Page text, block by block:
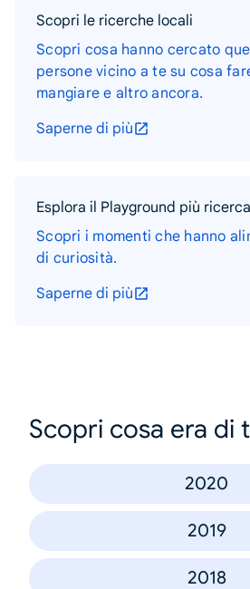
Scopri le ricerche locali
Scopri cosa hanno cercato
persone vicino a te su cosa
mangiare e altro ancora.
Saperne di più
Esplora il Playground più
Scopri i momenti che hanno
di curiosità.
Saperne di più
Scopri cosa era di
2020
2019
2018